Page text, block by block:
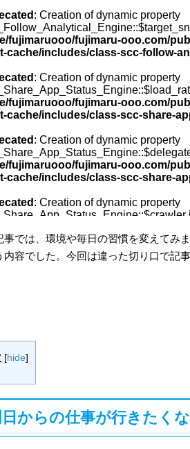
事では、環境や毎日の習慣を変えてみま
内容でした。今回は違った切り口で記
[hide]
からの仕事が行きたく